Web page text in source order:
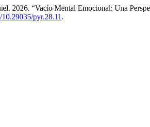
2026. “Vacío Mental Emocional: Una
pyr.28.11 .